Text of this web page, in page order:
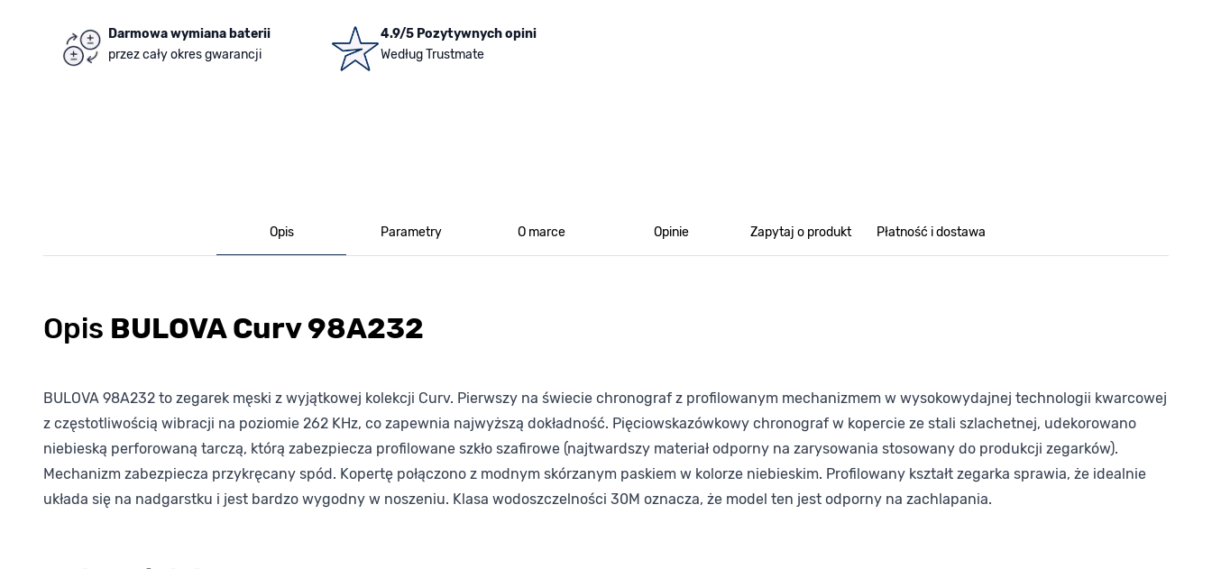
Darmowa wymiana baterii
przez cały okres gwarancji
4.9/5 Pozytywnych opini
Według Trustmate
Opis Parametry O marce Opinie Zapytaj o produkt Płatność i dostawa
Opis BULOVA Curv 98A232
BULOVA 98A232 to zegarek męski z wyjątkowej kolekcji Curv. Pierwszy na świecie chronograf z profilowanym mechanizmem w wysokowydajnej technologii kwarcowej
z częstotliwością wibracji na poziomie 262 KHz, co zapewnia najwyższą dokładność. Pięciowskazówkowy chronograf w kopercie ze stali szlachetnej, udekorowano
niebieską perforowaną tarczą, którą zabezpiecza profilowane szkło szafirowe (najtwardszy materiał odporny na zarysowania stosowany do produkcji zegarków).
Mechanizm zabezpiecza przykręcany spód. Kopertę połączono z modnym skórzanym paskiem w kolorze niebieskim. Profilowany kształt zegarka sprawia, że idealnie
układa się na nadgarstku i jest bardzo wygodny w noszeniu. Klasa wodoszczelności 30M oznacza, że model ten jest odporny na zachlapania.